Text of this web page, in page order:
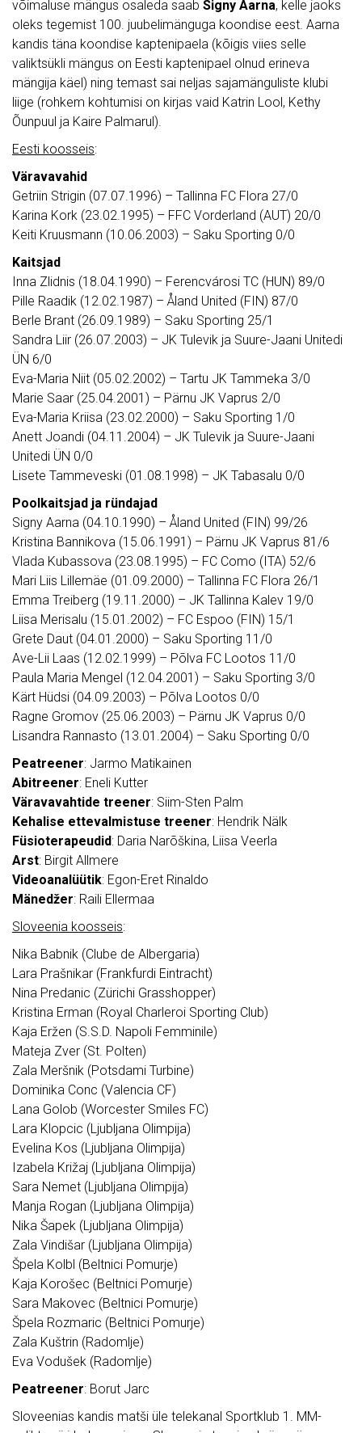
võimaluse mängus osaleda saab Signy Aarna, kelle jaoks
oleks tegemist 100. juubelimänguga koondise eest. Aarna
kandis täna koondise kaptenipaela (kõigis viies selle
valiktsükli mängus on Eesti kaptenipael olnud erineva
mängija käel) ning temast sai neljas sajamänguliste klubi
liige (rohkem kohtumisi on kirjas vaid Katrin Lool, Kethy
Õunpuul ja Kaire Palmarul).
Eesti koosseis:
Väravavahid
Getriin Strigin (07.07.1996) – Tallinna FC Flora 27/0
Karina Kork (23.02.1995) – FFC Vorderland (AUT) 20/0
Keiti Kruusmann (10.06.2003) – Saku Sporting 0/0
Kaitsjad
Inna Zlidnis (18.04.1990) – Ferencvárosi TC (HUN) 89/0
Pille Raadik (12.02.1987) – Åland United (FIN) 87/0
Berle Brant (26.09.1989) – Saku Sporting 25/1
Sandra Liir (26.07.2003) – JK Tulevik ja Suure-Jaani Unitedi
ÜN 6/0
Eva-Maria Niit (05.02.2002) – Tartu JK Tammeka 3/0
Marie Saar (25.04.2001) – Pärnu JK Vaprus 2/0
Eva-Maria Kriisa (23.02.2000) – Saku Sporting 1/0
Anett Joandi (04.11.2004) – JK Tulevik ja Suure-Jaani
Unitedi ÜN 0/0
Lisete Tammeveski (01.08.1998) – JK Tabasalu 0/0
Poolkaitsjad ja ründajad
Signy Aarna (04.10.1990) – Åland United (FIN) 99/26
Kristina Bannikova (15.06.1991) – Pärnu JK Vaprus 81/6
Vlada Kubassova (23.08.1995) – FC Como (ITA) 52/6
Mari Liis Lillemäe (01.09.2000) – Tallinna FC Flora 26/1
Emma Treiberg (19.11.2000) – JK Tallinna Kalev 19/0
Liisa Merisalu (15.01.2002) – FC Espoo (FIN) 15/1
Grete Daut (04.01.2000) – Saku Sporting 11/0
Ave-Lii Laas (12.02.1999) – Põlva FC Lootos 11/0
Paula Maria Mengel (12.04.2001) – Saku Sporting 3/0
Kärt Hüdsi (04.09.2003) – Põlva Lootos 0/0
Ragne Gromov (25.06.2003) – Pärnu JK Vaprus 0/0
Lisandra Rannasto (13.01.2004) – Saku Sporting 0/0
Peatreener: Jarmo Matikainen
Abitreener: Eneli Kutter
Väravavahtide treener: Siim-Sten Palm
Kehalise ettevalmistuse treener: Hendrik Nälk
Füsioterapeudid: Daria Narõškina, Liisa Veerla
Arst: Birgit Allmere
Videoanalüütik: Egon-Eret Rinaldo
Mänedžer: Raili Ellermaa
Sloveenia koosseis:
Nika Babnik (Clube de Albergaria)
Lara Prašnikar (Frankfurdi Eintracht)
Nina Predanic (Zürichi Grasshopper)
Kristina Erman (Royal Charleroi Sporting Club)
Kaja Eržen (S.S.D. Napoli Femminile)
Mateja Zver (St. Polten)
Zala Meršnik (Potsdami Turbine)
Dominika Conc (Valencia CF)
Lana Golob (Worcester Smiles FC)
Lara Klopcic (Ljubljana Olimpija)
Evelina Kos (Ljubljana Olimpija)
Izabela Križaj (Ljubljana Olimpija)
Sara Nemet (Ljubljana Olimpija)
Manja Rogan (Ljubljana Olimpija)
Nika Šapek (Ljubljana Olimpija)
Zala Vindišar (Ljubljana Olimpija)
Špela Kolbl (Beltnici Pomurje)
Kaja Korošec (Beltnici Pomurje)
Sara Makovec (Beltnici Pomurje)
Špela Rozmaric (Beltnici Pomurje)
Zala Kuštrin (Radomlje)
Eva Vodušek (Radomlje)
Peatreener: Borut Jarc
Sloveenias kandis matši üle telekanal Sportklub 1. MM-